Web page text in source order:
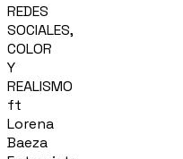
REDES
SOCIALES,
COLOR
Y
REALISMO
ft
Lorena
Baeza